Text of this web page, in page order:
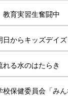
育実習生奮闘中
からキッズデイ
る水のはたらき
保健委員会「み